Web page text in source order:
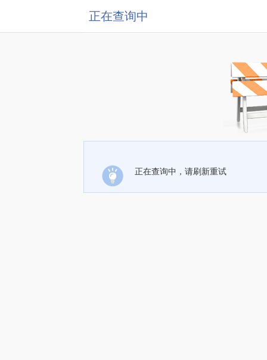
正在查询中
正在查询中，请刷新重试